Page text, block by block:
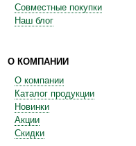
Совместные покупки
Наш блог
О КОМПАНИИ
О компании
Каталог продукции
Новинки
Акции
Скидки